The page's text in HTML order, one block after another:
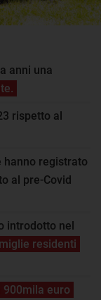
anni una
rispetto al
hanno registrato
al pre-Covid
introdotto nel
residenti
900mila euro